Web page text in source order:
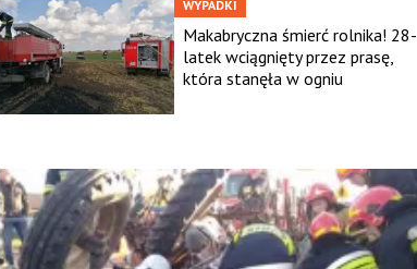
WYPADKI
Makabryczna śmierć rolnika! 28-
latek wciągnięty przez prasę,
która stanęła w ogniu